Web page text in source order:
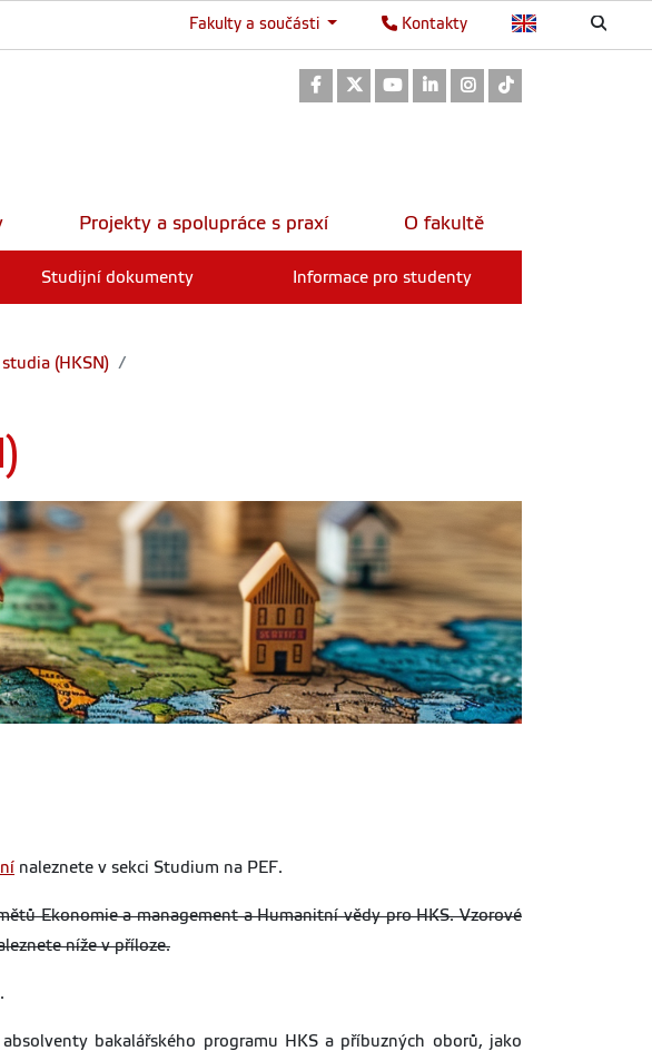
Kontakty
Fakulty a součásti
Odkaz na Facebook
Odkaz na Twitter
Odkaz na Youtube
Odkaz na LinkedIn
Odkaz na Instagram
Studijní dokumenty Informace pro studenty
Projekty a spolupráce s praxí O fakultě
(HKSN)
naleznete v sekci Studium na PEF.
Ekonomie a management a Humanitní vědy pro HKS. Vzorové
níže v příloze.
bakalářského programu HKS a příbuzných oborů, jako